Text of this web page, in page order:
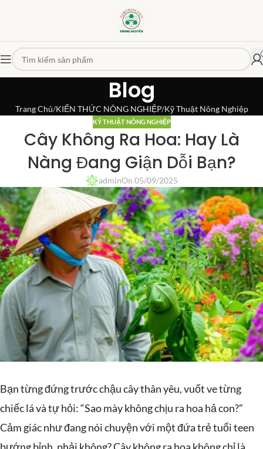
Blog
Trang Chủ KIẾN THỨC NÔNG NGHIỆP Kỹ Thuật Nông Nghiệp
KỸ THUẬT NÔNG NGHIỆP
Cây Không Ra Hoa: Hay Là
Nàng Đang Giận Dỗi Bạn?
adminOn 05/09/2025
Bạn từng đứng trước chậu cây thân yêu, vuốt ve từng
chiếc lá và tự hỏi: “Sao mày không chịu ra hoa hả con?”
Cảm giác như đang nói chuyện với một đứa trẻ tuổi teen